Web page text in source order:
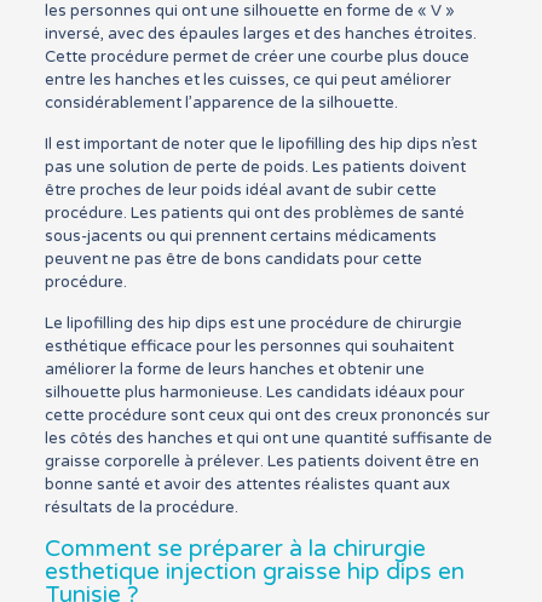
les personnes qui ont une silhouette en forme de « V »
inversé, avec des épaules larges et des hanches étroites.
Cette procédure permet de créer une courbe plus douce
entre les hanches et les cuisses, ce qui peut améliorer
considérablement l’apparence de la silhouette.
Il est important de noter que le lipofilling des hip dips n’est
pas une solution de perte de poids. Les patients doivent
être proches de leur poids idéal avant de subir cette
procédure. Les patients qui ont des problèmes de santé
sous-jacents ou qui prennent certains médicaments
peuvent ne pas être de bons candidats pour cette
procédure.
Le lipofilling des hip dips est une procédure de chirurgie
esthétique efficace pour les personnes qui souhaitent
améliorer la forme de leurs hanches et obtenir une
silhouette plus harmonieuse. Les candidats idéaux pour
cette procédure sont ceux qui ont des creux prononcés sur
les côtés des hanches et qui ont une quantité suffisante de
graisse corporelle à prélever. Les patients doivent être en
bonne santé et avoir des attentes réalistes quant aux
résultats de la procédure.
Comment se préparer à la chirurgie
esthetique injection graisse hip dips en
Tunisie ?